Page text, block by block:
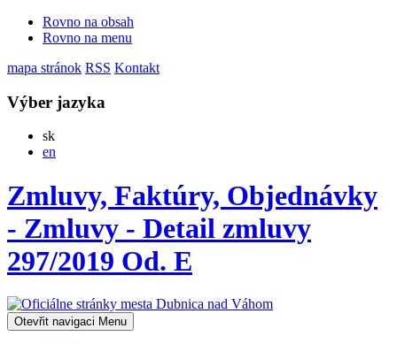
Rovno na obsah
Rovno na menu
mapa stránok RSS Kontakt
Výber jazyka
skSlovensky
en
Zmluvy, Faktúry, Objednávky
- Zmluvy - Detail zmluvy
297/2019 Od. E
Otevřit navigaci Menu